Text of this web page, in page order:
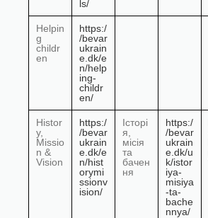
ls/
Helpin
g
childr
en
https:/
/bevar
ukrain
e.dk/e
n/help
ing-
childr
en/
Histor
y,
Missio
n &
Vision
https:/
/bevar
ukrain
e.dk/e
n/hist
orymi
ssionv
ision/
Історі
я,
місія
та
бачен
ня
https:/
/bevar
ukrain
e.dk/u
k/istor
iya-
misiya
-ta-
bache
nnya/